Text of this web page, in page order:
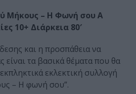
Μήκους – Η Φωνή σου Α
10+ Διάρκεια 80′
και η προσπάθεια να
είναι τα βασικά θέματα που θα
εκλεκτική συλλογή
– Η φωνή σου”.